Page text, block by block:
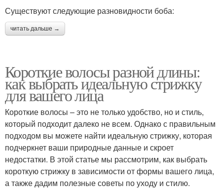
Существуют следующие разновидности боба:
читать дальше →
Короткие волосы разной длины:
как выбрать идеальную стрижку
для вашего лица
Короткие волосы – это не только удобство, но и стиль,
который подходит далеко не всем. Однако с правильным
подходом вы можете найти идеальную стрижку, которая
подчеркнет ваши природные данные и скроет
недостатки. В этой статье мы рассмотрим, как выбрать
короткую стрижку в зависимости от формы вашего лица,
а также дадим полезные советы по уходу и стилю.